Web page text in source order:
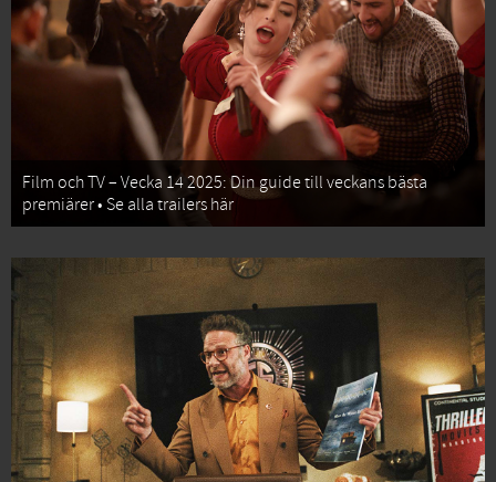
Film och TV – Vecka 14 2025: Din guide till veckans bästa
premiärer • Se alla trailers här